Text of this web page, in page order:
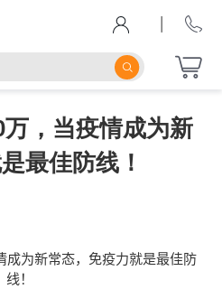
|
，当疫情成为新
最佳防线！
成为新常态，免疫力就是最佳防
线！